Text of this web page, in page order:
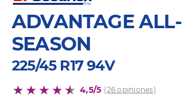
ADVANTAGE ALL-
SEASON
225/45 R17 94V
4,5/5 (26 opiniones)